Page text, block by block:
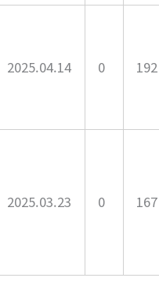
2025.04.14 0 192
2025.03.23 0 167